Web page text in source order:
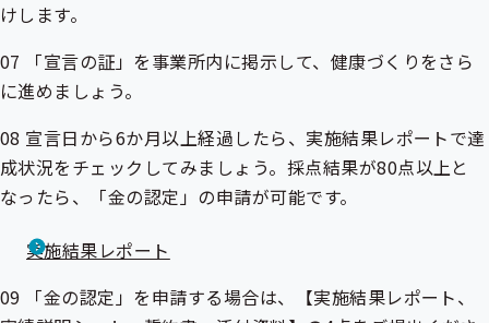
けします。
07 「宣言の証」を事業所内に掲示して、健康づくりをさら
に進めましょう。
08 宣言日から6か月以上経過したら、実施結果レポートで達
成状況をチェックしてみましょう。採点結果が80点以上と
なったら、「金の認定」の申請が可能です。
実施結果レポート
09 「金の認定」を申請する場合は、【実施結果レポート、